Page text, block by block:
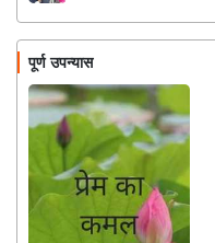
पूर्ण उपन्यास